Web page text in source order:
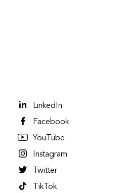
LinkedIn
Facebook
YouTube
Instagram
Twitter
TikTok